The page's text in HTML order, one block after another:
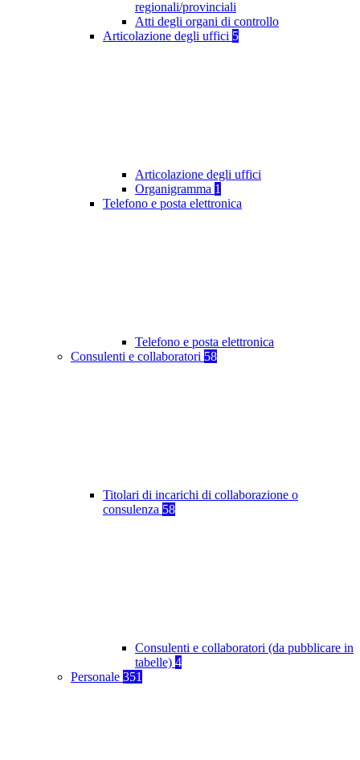
regionali/provinciali
Atti degli organi di controllo
Articolazione degli uffici 5
Articolazione degli uffici
Organigramma 1
Telefono e posta elettronica
Telefono e posta elettronica
Consulenti e collaboratori 58
Titolari di incarichi di collaborazione o
consulenza 58
Consulenti e collaboratori (da pubblicare in
tabelle) 4
Personale 351